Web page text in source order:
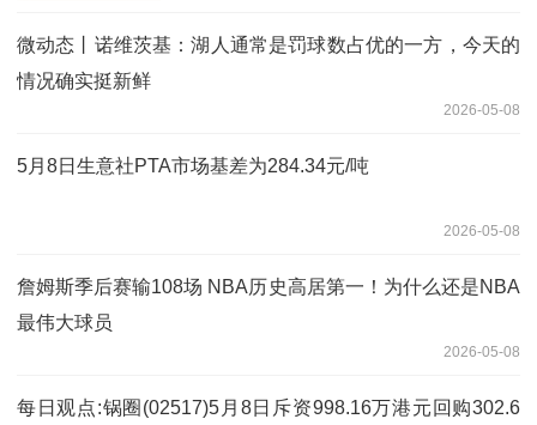
微动态丨诺维茨基：湖人通常是罚球数占优的一方，今天的
情况确实挺新鲜
2026-05-08
5月8日生意社PTA市场基差为284.34元/吨
2026-05-08
詹姆斯季后赛输108场 NBA历史高居第一！为什么还是NBA
最伟大球员
2026-05-08
每日观点:锅圈(02517)5月8日斥资998.16万港元回购302.6